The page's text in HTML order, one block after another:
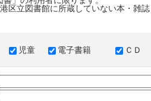
区立図書館に所蔵していない本・雑誌
児童 電子書籍 ＣＤ